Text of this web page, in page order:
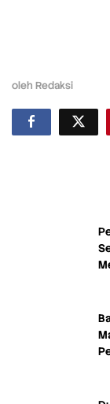
oleh Redaksi